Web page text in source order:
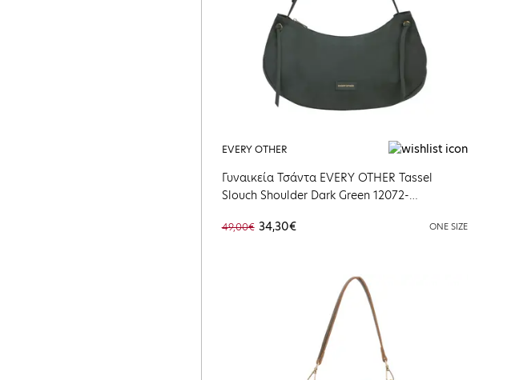
EVERY OTHER
Γυναικεία Τσάντα EVERY OTHER Tassel
Slouch Shoulder Dark Green 12072-
49,00€ 34,30€ ONE SIZE